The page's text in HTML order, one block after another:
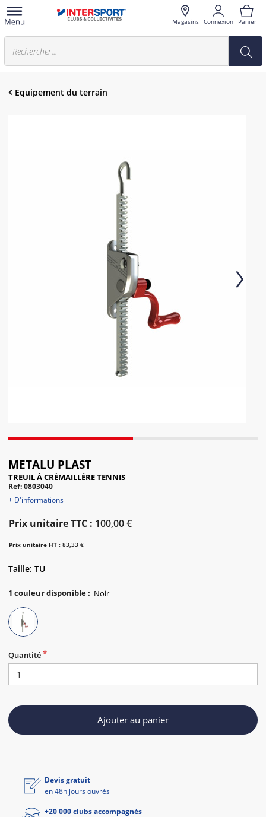
Magasins Connexion Panier
Equipement du terrain
METALU PLAST
TREUIL À CRÉMAILLÈRE TENNIS
Ref: 0803040
+ D'informations
Prix unitaire TTC : 100,00 €
Prix unitaire HT : 83,33 €
Taille: TU
1 couleur disponible:
Quantité
Ajouter au panier
Devis gratuit
en 48h jours ouvrés
+20 000 clubs accompagnés